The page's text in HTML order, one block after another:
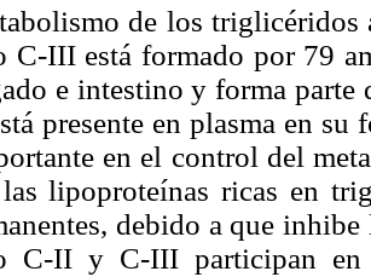
de los
C-III está formado por 79
e intestino y forma
presente en plasma en
en el control del
lipoproteínas ricas en
debido a que
C-II y C-III participan en